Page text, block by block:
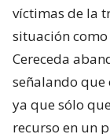
víctimas de la
situación
Cereceda
señalando que
ya que sólo
recurso en un